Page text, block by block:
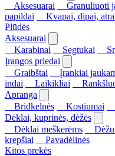
Aksesuarai
Granuliuoti
papildai
Kvapai, dipai,
Plūdės
Aksesuarai
Karabinai
Segtukai
Įrangos priedai
Graibštai
Įrankiai
indai
Laikikliai
Apranga
Bridkelnės
Kostiumai
Dėklai, kuprinės, dėžės
Dėklai meškerėms
krepšiai
Pavadėlinės
Kitos prekės